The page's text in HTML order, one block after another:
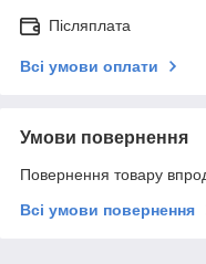
Післяплата
Всі умови оплати
Умови повернення
Повернення товару
Всі умови повернення